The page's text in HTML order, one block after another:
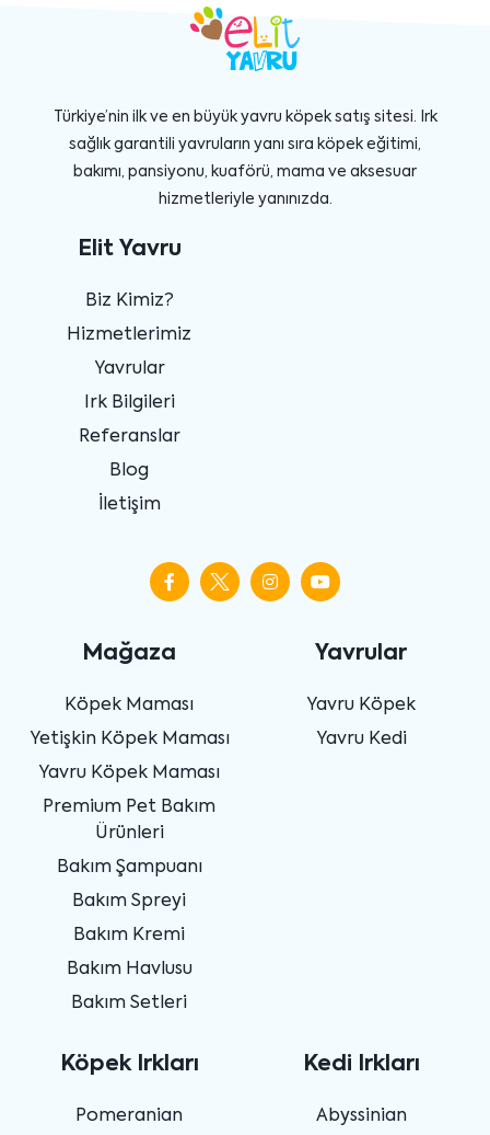
Türkiye’nin ilk ve en büyük yavru köpek satış sitesi. Irk
sağlık garantili yavruların yanı sıra köpek eğitimi,
bakımı, pansiyonu, kuaförü, mama ve aksesuar
hizmetleriyle yanınızda.
Elit Yavru
Biz Kimiz?
Hizmetlerimiz
Yavrular
Irk Bilgileri
Referanslar
Blog
İletişim
Mağaza
Köpek Maması
Yetişkin Köpek Maması
Yavru Köpek Maması
Premium Pet Bakım
Ürünleri
Bakım Şampuanı
Bakım Spreyi
Bakım Kremi
Bakım Havlusu
Bakım Setleri
Yavrular
Yavru Köpek
Yavru Kedi
Köpek Irkları
Pomeranian
Kedi Irkları
Abyssinian